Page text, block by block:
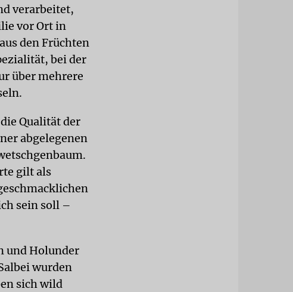
verarbeitet,
vor Ort in
den Früchten
bei der
über mehrere
Qualität der
abgelegenen
gilt als
sein soll –
und Holunder
wurden
sich wild